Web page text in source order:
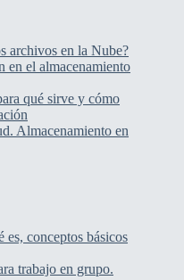
archivos en la Nube?
en el almacenamiento
qué sirve y cómo
Almacenamiento en
es, conceptos básicos
trabajo en grupo.